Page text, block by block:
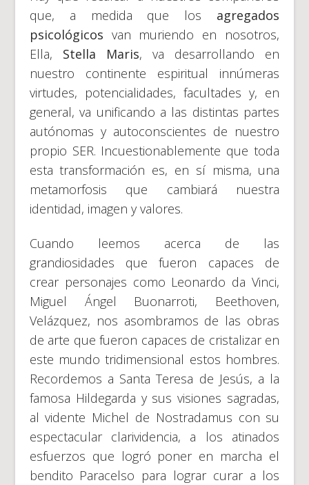
que, a medida que los agregados
psicológicos van muriendo en nosotros,
Ella, Stella Maris, va desarrollando en
nuestro continente espiritual innúmeras
virtudes, potencialidades, facultades y, en
general, va unificando a las distintas partes
autónomas y autoconscientes de nuestro
propio SER. Incuestionablemente que toda
esta transformación es, en sí misma, una
metamorfosis que cambiará nuestra
identidad, imagen y valores.
Cuando leemos acerca de las
grandiosidades que fueron capaces de
crear personajes como Leonardo da Vinci,
Miguel Ángel Buonarroti, Beethoven,
Velázquez, nos asombramos de las obras
de arte que fueron capaces de cristalizar en
este mundo tridimensional estos hombres.
Recordemos a Santa Teresa de Jesús, a la
famosa Hildegarda y sus visiones sagradas,
al vidente Michel de Nostradamus con su
espectacular clarividencia, a los atinados
esfuerzos que logró poner en marcha el
bendito Paracelso para lograr curar a los